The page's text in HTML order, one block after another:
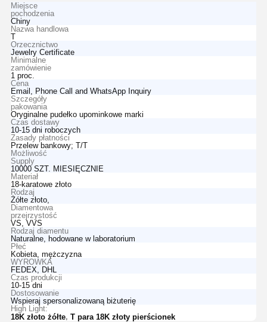
Miejsce
pochodzenia
Chiny
Nazwa handlowa
T
Orzecznictwo
Jewelry Certificate
Minimalne
zamówienie
1 proc.
Cena
Email, Phone Call and WhatsApp Inquiry
Szczegóły
pakowania
Oryginalne pudełko upominkowe marki
Czas dostawy
10-15 dni roboczych
Zasady płatności
Przelew bankowy; T/T
Możliwość
Supply
10000 SZT. MIESIĘCZNIE
Materiał
18-karatowe złoto
Rodzaj
Żółte złoto,
Diamentowa
przejrzystość
VS, VVS
Rodzaj diamentu
Naturalne, hodowane w laboratorium
Płeć
Kobieta, mężczyzna
WYROWKA
FEDEX, DHL
Czas produkcji
10-15 dni
Dostosowanie
Wspieraj spersonalizowaną biżuterię
High Light:
18K złoto żółte, T para 18K złoty pierścionek